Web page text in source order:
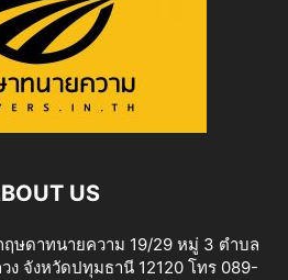
US
ษดาทนายความ 19/29 หมู่ 3 ตำบล
ง จังหวัดปทุมธานี 12120 โทร 089-